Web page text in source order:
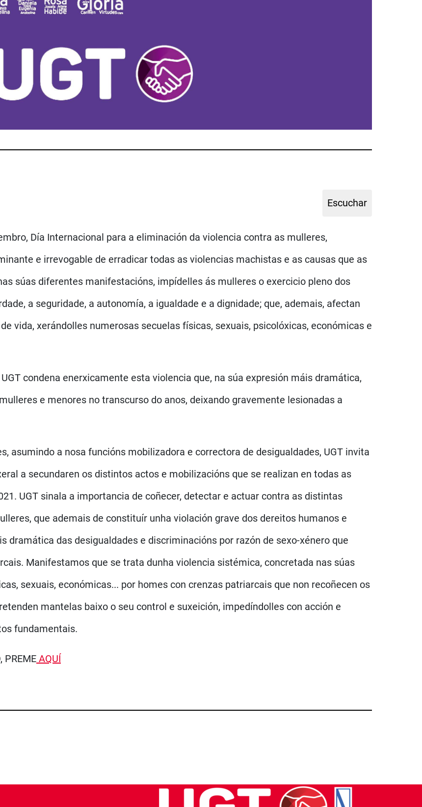
Día Internacional para a eliminación da violencia contra as mulleres,
e irrevogable de erradicar todas as violencias machistas e as causas que as
súas diferentes manifestacións, impídelles ás mulleres o exercicio pleno dos
a seguridade, a autonomía, a igualdade e a dignidade; que, ademais, afectan
vida, xerándolles numerosas secuelas físicas, sexuais, psicolóxicas, económicas e
condena enerxicamente esta violencia que, na súa expresión máis dramática,
e menores no transcurso do anos, deixando gravemente lesionadas a
asumindo a nosa funcións mobilizadora e correctora de desigualdades, UGT invita
a secundaren os distintos actos e mobilizacións que se realizan en todas as
UGT sinala a importancia de coñecer, detectar e actuar contra as distintas
que ademais de constituír unha violación grave dos dereitos humanos e
dramática das desigualdades e discriminacións por razón de sexo-xénero que
Manifestamos que se trata dunha violencia sistémica, concretada nas súas
sexuais, económicas... por homes con crenzas patriarcais que non recoñecen os
mantelas baixo o seu control e suxeición, impedíndolles con acción e
fundamentais.
PREME AQUÍ